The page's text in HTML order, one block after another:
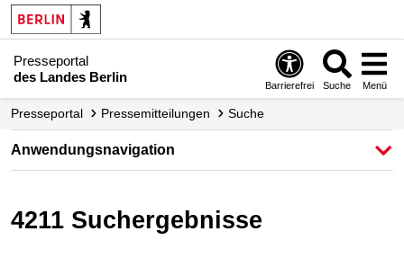
Presseportal
des Landes Berlin
Barrierefrei Suche Menü
Presseportal Pressemitteilungen Suche
Anwendungsnavigation
4211 Suchergebnisse